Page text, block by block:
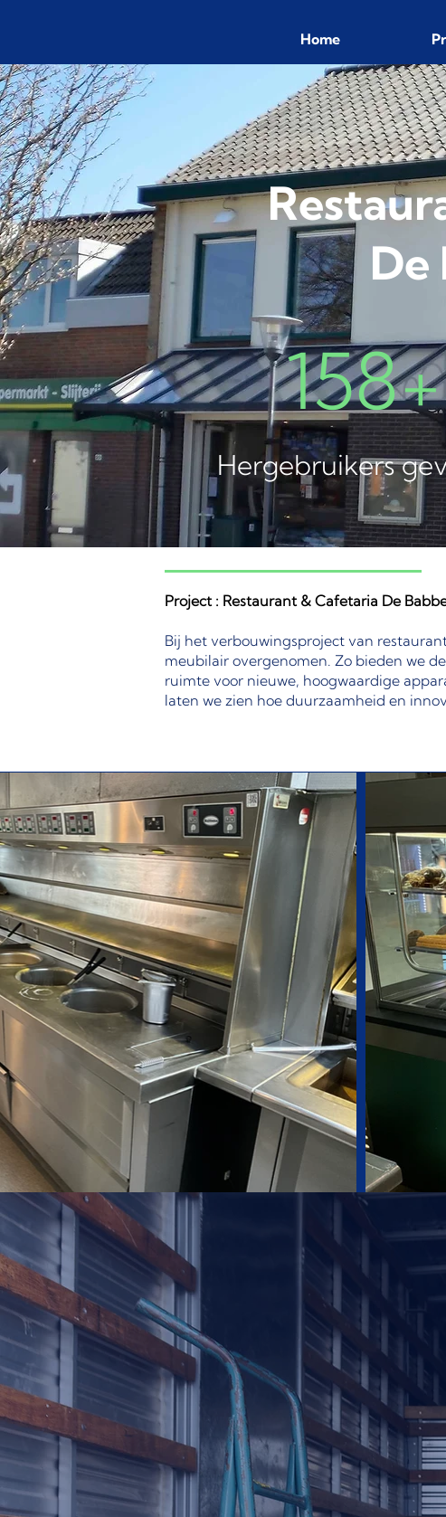
Home
De
158+
Hergebruikers
Project : Restaurant & Cafetaria De
Bij het verbouwingsproject van
meubilair overgenomen. Zo bieden we
ruimte voor nieuwe, hoogwaardige
laten we zien hoe duurzaamheid en